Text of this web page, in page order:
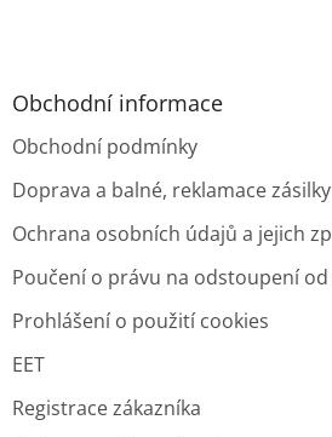
Obchodní informace
Obchodní podmínky
Doprava a balné, reklamace zásilky
Ochrana osobních údajů a jejich
Poučení o právu na odstoupení
Prohlášení o použití cookies
EET
Registrace zákazníka